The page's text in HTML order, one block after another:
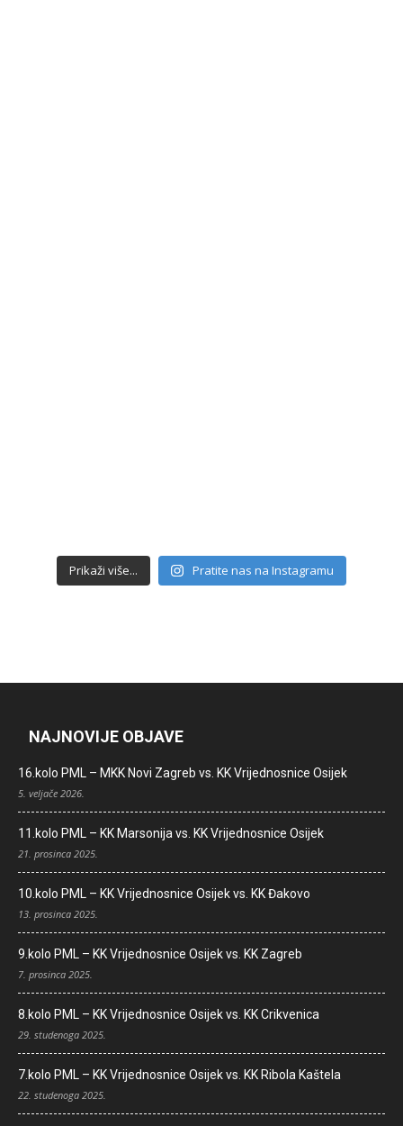
Prikaži više... Pratite nas na Instagramu
NAJNOVIJE OBJAVE
16.kolo PML – MKK Novi Zagreb vs. KK Vrijednosnice Osijek
5. veljače 2026.
11.kolo PML – KK Marsonija vs. KK Vrijednosnice Osijek
21. prosinca 2025.
10.kolo PML – KK Vrijednosnice Osijek vs. KK Đakovo
13. prosinca 2025.
9.kolo PML – KK Vrijednosnice Osijek vs. KK Zagreb
7. prosinca 2025.
8.kolo PML – KK Vrijednosnice Osijek vs. KK Crikvenica
29. studenoga 2025.
7.kolo PML – KK Vrijednosnice Osijek vs. KK Ribola Kaštela
22. studenoga 2025.